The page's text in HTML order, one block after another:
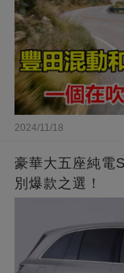
2024/11/18
豪華大五座純電
別爆款之選！